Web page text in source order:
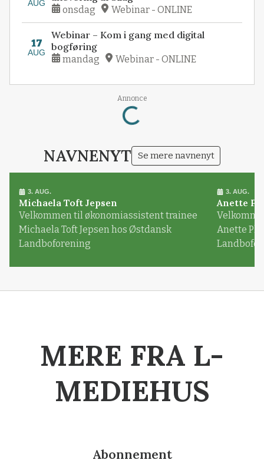
AUG
onsdag Webinar - ONLINE
17
AUG
Webinar – Kom i gang med digital
bogføring
mandag Webinar - ONLINE
Annonce
Loading...
NAVNENYT Se mere navnenyt
3. AUG.
Michaela Toft Jepsen
Velkommen til økonomiassistent trainee
Michaela Toft Jepsen hos Østdansk
Landboforening
3. AUG.
Anette
Anette
MERE FRA L-
MEDIEHUS
Abonnement